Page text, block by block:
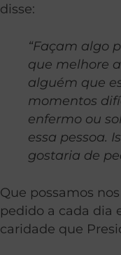
disse:
“Façam algo
que melhore
alguém que
momentos
enfermo ou
essa pessoa.
gostaria de
Que possamos
pedido a cada dia
caridade que